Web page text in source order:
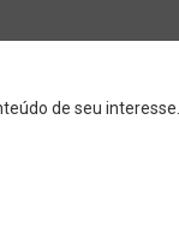
de seu